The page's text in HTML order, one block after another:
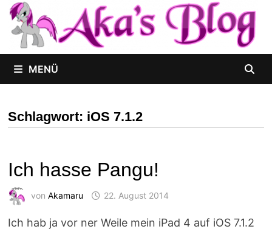
Zum
Inhalt
springen
MENÜ
Schlagwort: iOS 7.1.2
Ich hasse Pangu!
von Akamaru 22. August 2014
Ich hab ja vor ner Weile mein iPad 4 auf iOS 7.1.2